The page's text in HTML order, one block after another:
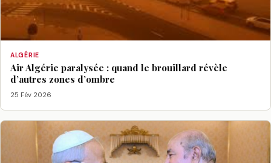
ALGÉRIE
Air Algérie paralysée : quand le brouillard révèle
d’autres zones d’ombre
25 Fév 2026